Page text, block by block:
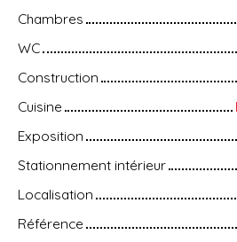
Chambres
WC
Construction
Cuisine
Exposition
Stationnement intérieur
Localisation
Référence